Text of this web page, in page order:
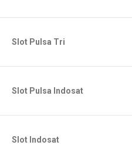
Slot Pulsa Tri
Slot Pulsa Indosat
Slot Indosat